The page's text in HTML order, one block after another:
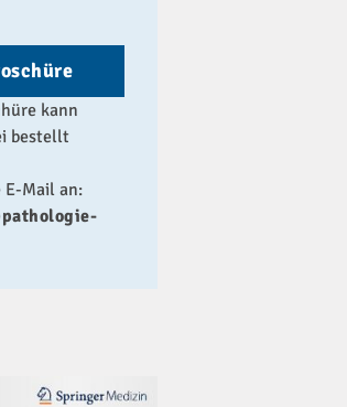
kann
bestellt
E-Mail an: